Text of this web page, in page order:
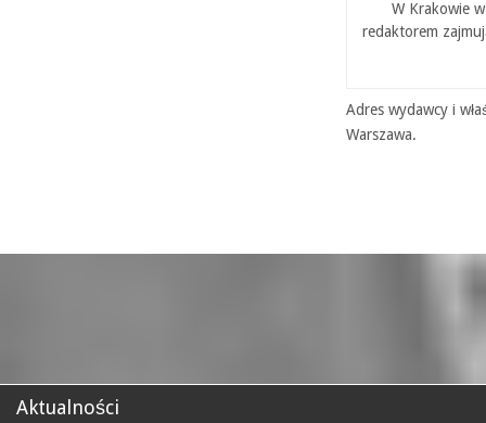
W Krakowie
redaktorem
Adres wydawcy i
Warszawa.
Aktualności